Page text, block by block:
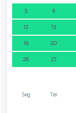
5
6
12
13
19
20
26
27
Seg Ter